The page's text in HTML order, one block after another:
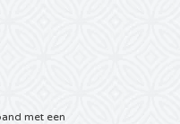
met een